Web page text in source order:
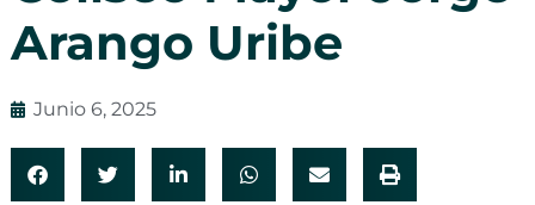
Arango Uribe
Junio 6, 2025